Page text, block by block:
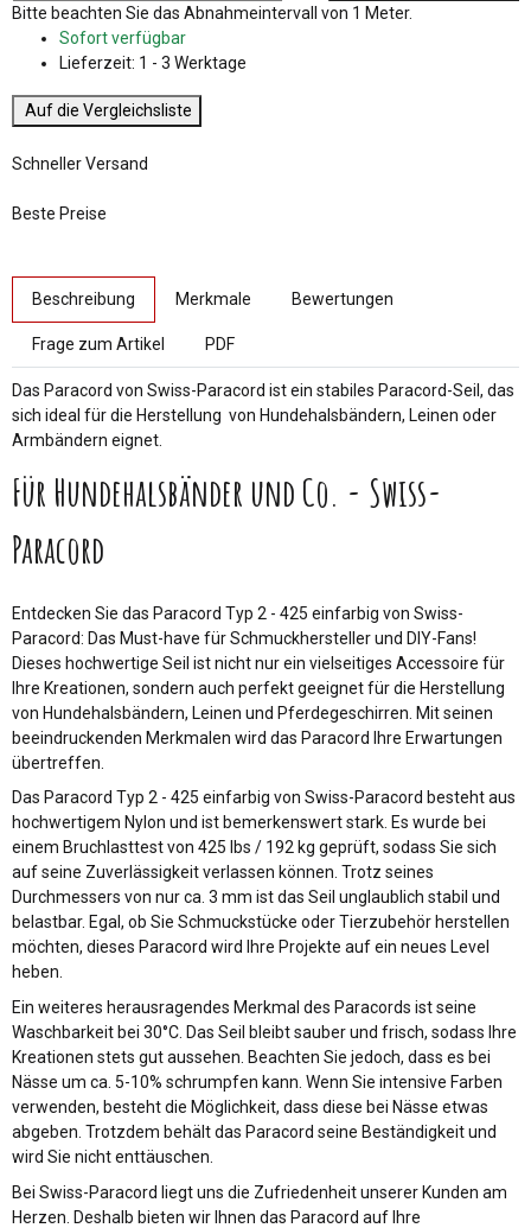
xBitte beachten Sie das Abnahmeintervall von 1 Meter.
Sofort verfügbar
Lieferzeit: 1 - 3 Werktage
Auf die Vergleichsliste
Schneller Versand
Beste Preise
Beschreibung Merkmale Bewertungen
Frage zum Artikel PDF
Das Paracord von Swiss-Paracord ist ein stabiles Paracord-Seil, das
sich ideal für die Herstellung von Hundehalsbändern, Leinen oder
Armbändern eignet.
Für Hundehalsbänder und Co. - Swiss-
Paracord
Entdecken Sie das Paracord Typ 2 - 425 einfarbig von Swiss-
Paracord: Das Must-have für Schmuckhersteller und DIY-Fans!
Dieses hochwertige Seil ist nicht nur ein vielseitiges Accessoire für
Ihre Kreationen, sondern auch perfekt geeignet für die Herstellung
von Hundehalsbändern, Leinen und Pferdegeschirren. Mit seinen
beeindruckenden Merkmalen wird das Paracord Ihre Erwartungen
übertreffen.
Das Paracord Typ 2 - 425 einfarbig von Swiss-Paracord besteht aus
hochwertigem Nylon und ist bemerkenswert stark. Es wurde bei
einem Bruchlasttest von 425 lbs / 192 kg geprüft, sodass Sie sich
auf seine Zuverlässigkeit verlassen können. Trotz seines
Durchmessers von nur ca. 3 mm ist das Seil unglaublich stabil und
belastbar. Egal, ob Sie Schmuckstücke oder Tierzubehör herstellen
möchten, dieses Paracord wird Ihre Projekte auf ein neues Level
heben.
Ein weiteres herausragendes Merkmal des Paracords ist seine
Waschbarkeit bei 30°C. Das Seil bleibt sauber und frisch, sodass Ihre
Kreationen stets gut aussehen. Beachten Sie jedoch, dass es bei
Nässe um ca. 5-10% schrumpfen kann. Wenn Sie intensive Farben
verwenden, besteht die Möglichkeit, dass diese bei Nässe etwas
abgeben. Trotzdem behält das Paracord seine Beständigkeit und
wird Sie nicht enttäuschen.
Bei Swiss-Paracord liegt uns die Zufriedenheit unserer Kunden am
Herzen. Deshalb bieten wir Ihnen das Paracord auf Ihre